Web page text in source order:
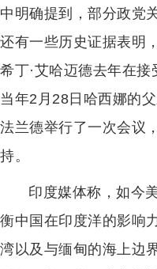
中明确提到，部分政党
还有一些历史证据表明
希丁·艾哈迈德去年在
当年2月28日哈西娜的
法兰德举行了一次会议
持。
印度媒体称，如今
衡中国在印度洋的影响
湾以及与缅甸的海上边